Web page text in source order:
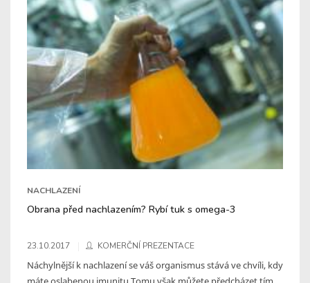
NACHLAZENÍ
Obrana před nachlazením? Rybí tuk s omega-3
23.10.2017 KOMERČNÍ PREZENTACE
Náchylnější k nachlazení se váš organismus stává ve chvíli, kdy